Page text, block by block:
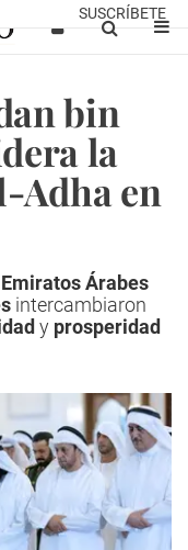
SUSCRÍBETE
bin
la
Adha en
Emiratos Árabes
intercambiaron
yprosperidad